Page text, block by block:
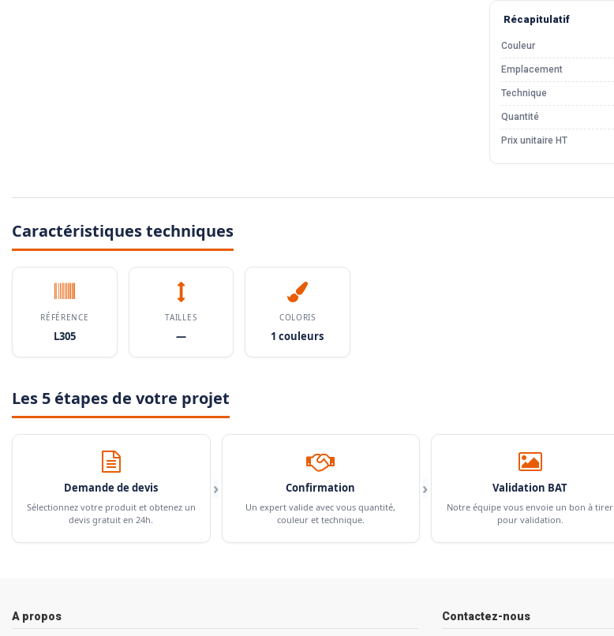
Récapitulatif
Couleur
Emplacement
Technique
Quantité
Prix unitaire HT
Caractéristiques techniques
RÉFÉRENCE
L305
TAILLES
—
COLORIS
1 couleurs
Les 5 étapes de votre projet
Demande de devis
Sélectionnez votre produit et obtenez un
devis gratuit en 24h.
› Confirmation
Un expert valide avec vous quantité,
couleur et technique.
› Validation BAT
Notre équipe vous envoie un bon à tirer
pour validation.
A propos Contactez-nous